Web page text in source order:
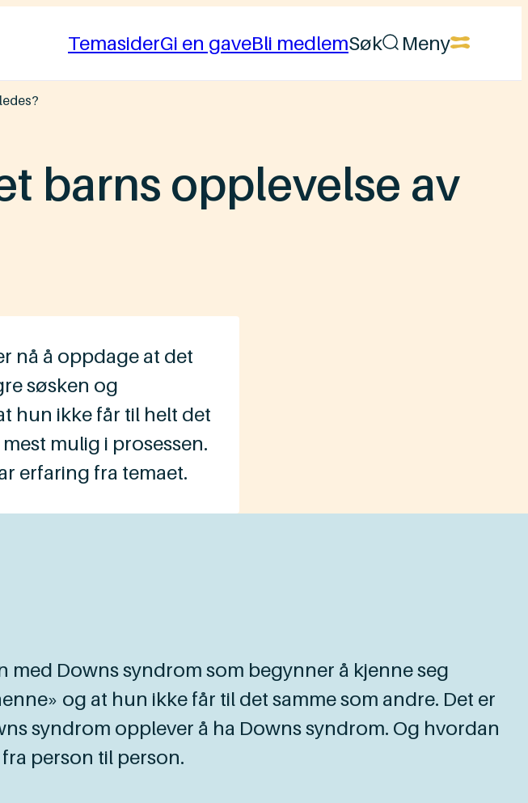
TemasiderGi en gaveBli medlemSøk Meny
barns opplevelse av
nå å oppdage at det
søsken og
hun ikke får til helt det
mulig i prosessen.
erfaring fra temaet.
Downs syndrom som begynner å kjenne seg
og at hun ikke får til det samme som andre. Det er
syndrom opplever å ha Downs syndrom. Og hvordan
person til person.